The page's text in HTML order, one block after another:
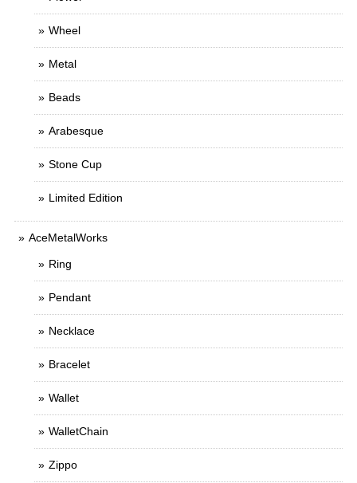
Wheel
Metal
Beads
Arabesque
Stone Cup
Limited Edition
AceMetalWorks
Ring
Pendant
Necklace
Bracelet
Wallet
WalletChain
Zippo